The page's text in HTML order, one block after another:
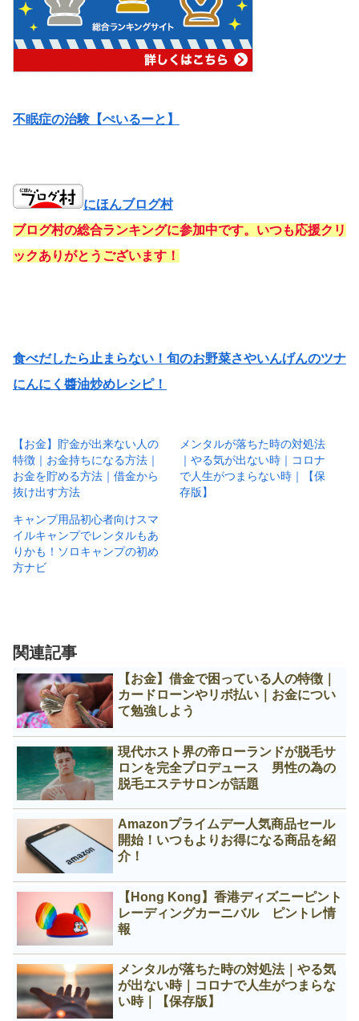
不眠症の治験【ぺいるーと】
にほんブログ村
ブログ村の総合ランキングに参加中です。いつも応援クリ
ックありがとうございます！
食べだしたら止まらない！旬のお野菜さやいんげんのツナ
にんにく醬油炒めレシピ！
【お金】貯金が出来ない人の
特徴｜お金持ちになる方法｜
お金を貯める方法｜借金から
抜け出す方法
メンタルが落ちた時の対処法
｜やる気が出ない時｜コロナ
で人生がつまらない時｜【保
存版】
キャンプ用品初心者向けスマ
イルキャンプでレンタルもあ
りかも！ソロキャンプの初め
方ナビ
関連記事
【お金】借金で困っている人の特徴｜
カードローンやリボ払い｜お金につい
て勉強しよう
現代ホスト界の帝ローランドが脱毛サ
ロンを完全プロデュース 男性の為の
脱毛エステサロンが話題
Amazonプライムデー人気商品セール
開始！いつもよりお得になる商品を紹
介！
【Hong Kong】香港ディズニーピント
レーディングカーニバル ピントレ情
報
メンタルが落ちた時の対処法｜やる気
が出ない時｜コロナで人生がつまらな
い時｜【保存版】